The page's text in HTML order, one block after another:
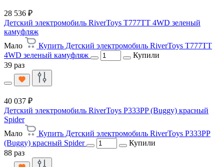
28 536 ₽
Детский электромобиль RiverToys T777TT 4WD зеленый
камуфляж
Мало
Купить Детский электромобиль RiverToys T777TT
4WD зеленый камуфляж
Купили
39 раз
40 037 ₽
Детский электромобиль RiverToys P333PP (Buggy) красный
Spider
Мало
Купить Детский электромобиль RiverToys P333PP
(Buggy) красный Spider
Купили
88 раз